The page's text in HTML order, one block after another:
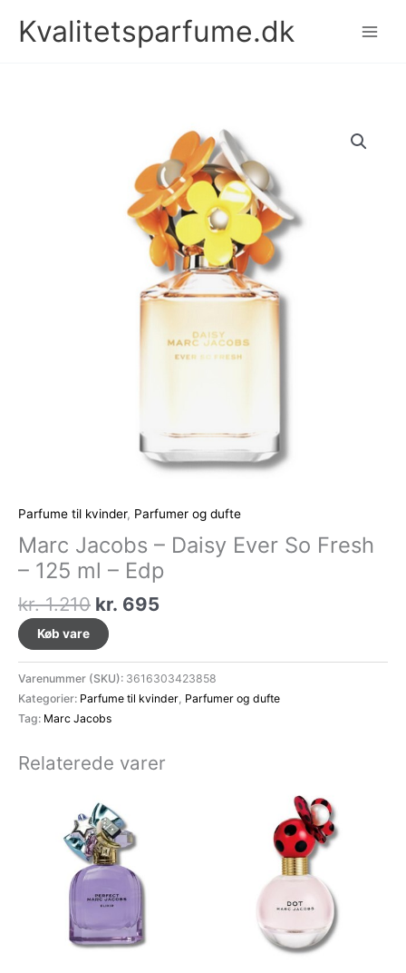
Kvalitetsparfume.dk
Parfume til kvinder, Parfumer og dufte
Marc Jacobs – Daisy Ever So Fresh
– 125 ml – Edp
kr.1.210 Den
oprindelige
pris
var:
kr. 1.210.
kr. 695
er:
kr. 695.
Køb vare
Varenummer (SKU): 3616303423858
Kategorier: Parfume til kvinder Parfumer og dufte
Tag: Marc Jacobs
Relaterede varer